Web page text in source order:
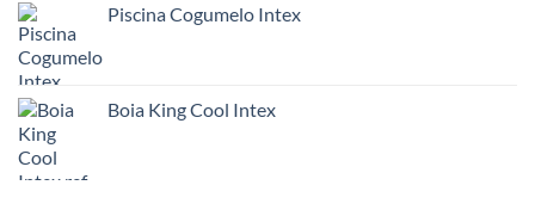
Piscina Cogumelo Intex
Boia King Cool Intex